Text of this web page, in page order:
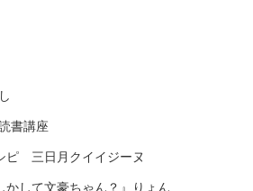
書講座
ピ 三日月クイイジーヌ
かして文豪ちゃん？』りょん